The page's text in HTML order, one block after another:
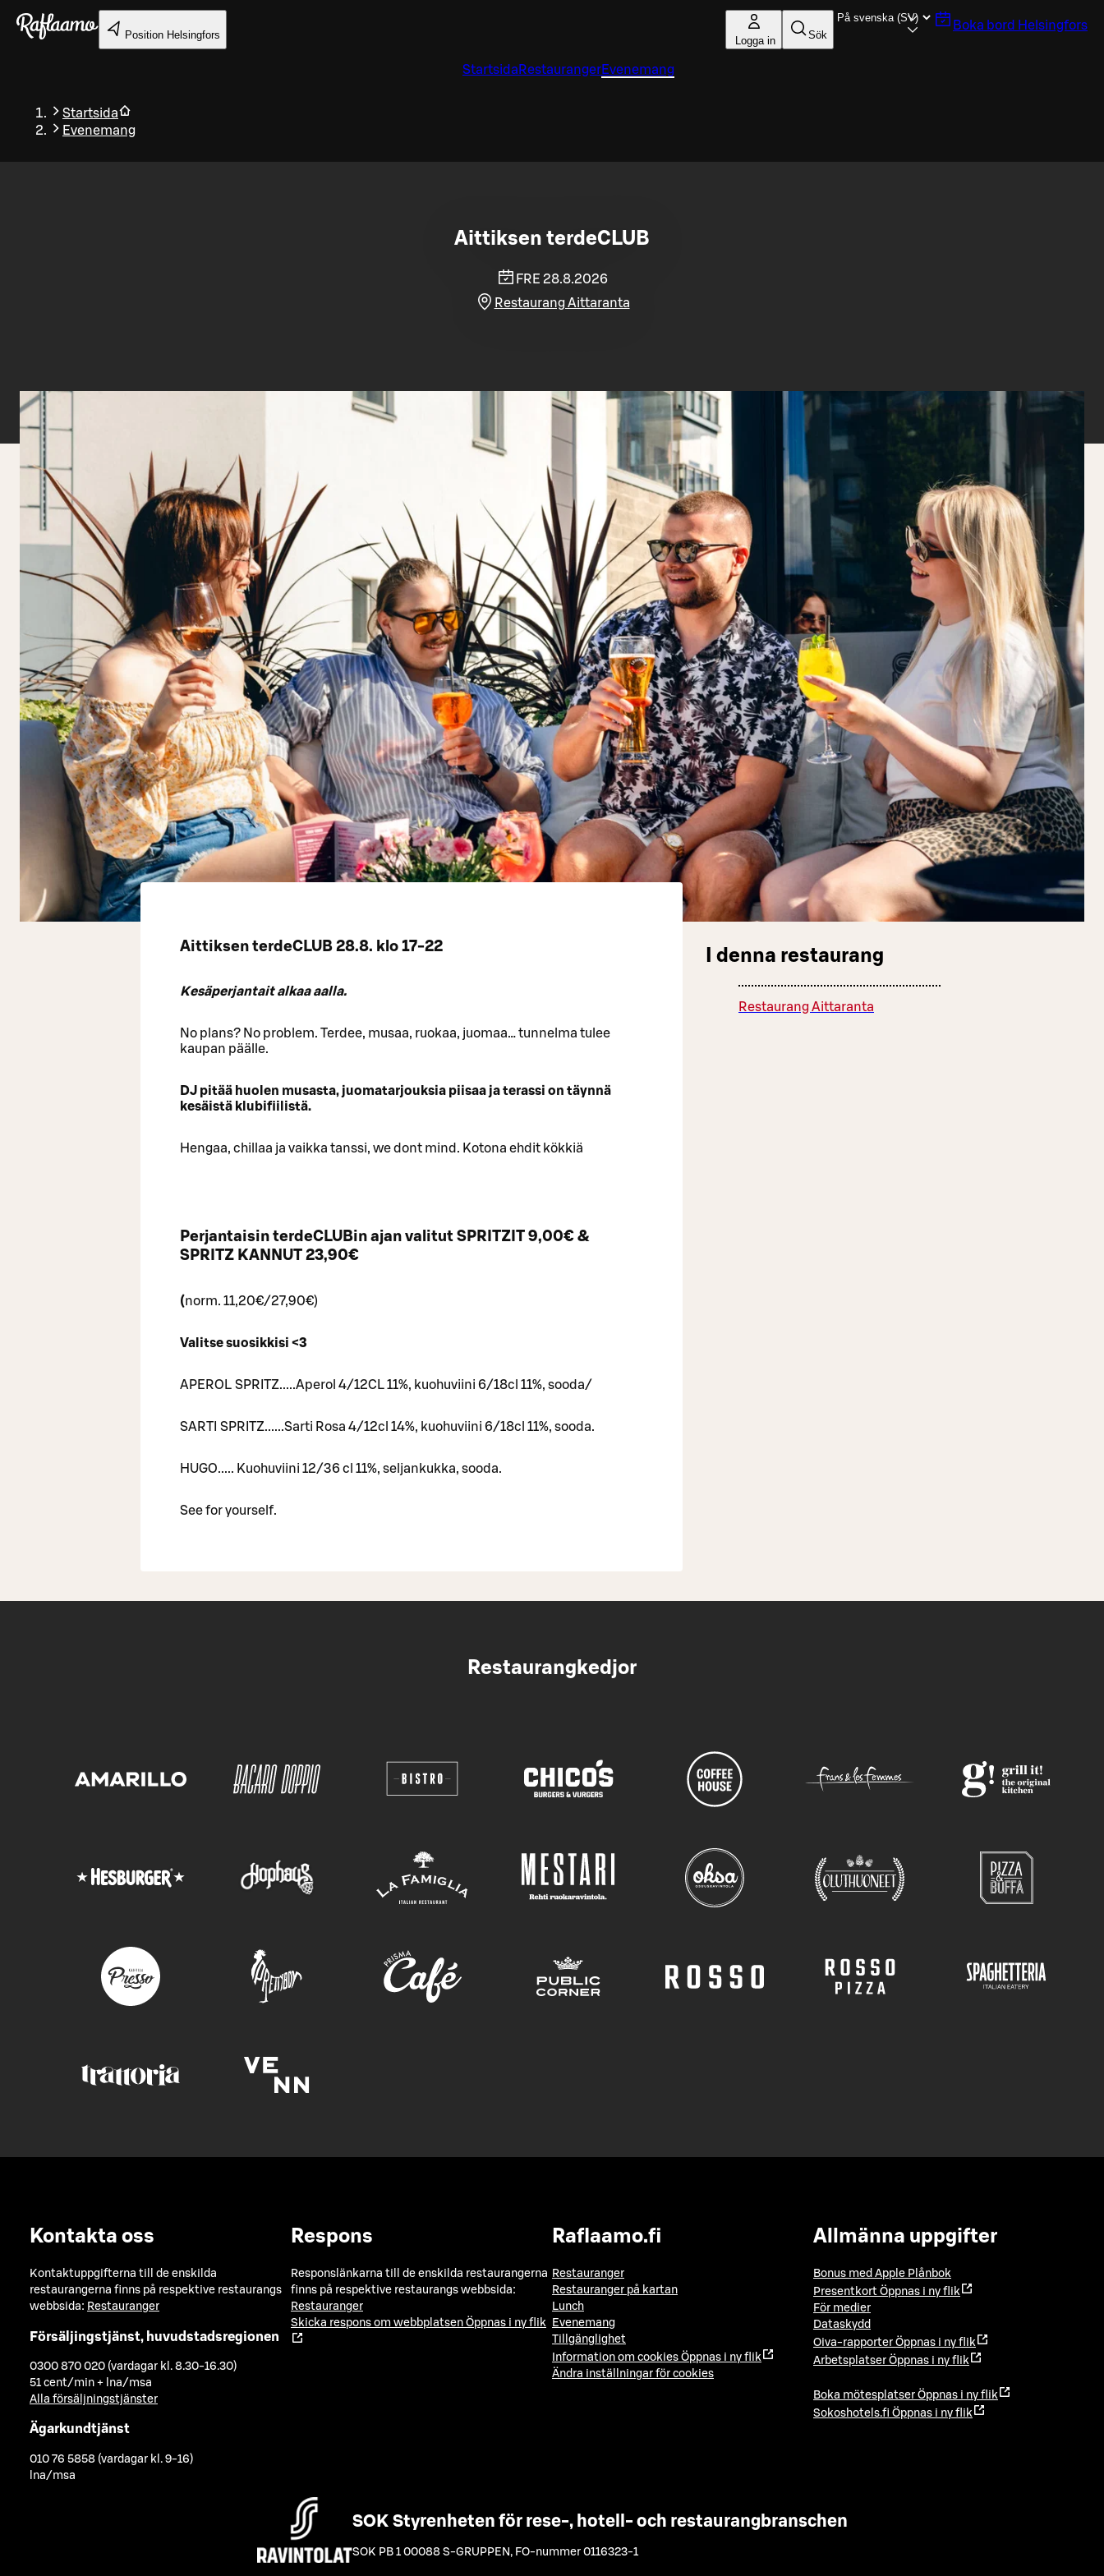
Gå till huvudinnehållet
Position Helsingfors Logga in Sök
Boka bord Helsingfors
Startsida RestaurangerEvenemang
Startsida
Evenemang
Tillbaka
Aittiksen terdeCLUB
FRE 28.8.2026
Restaurang Aittaranta
Aittiksen terdeCLUB 28.8. klo 17-22
Kesäperjantait alkaa aalla.
No plans? No problem. Terdee, musaa, ruokaa, juomaa… tunnelma tulee
kaupan päälle.
DJ pitää huolen musasta, juomatarjouksia piisaa ja terassi on täynnä
kesäistä klubifiilistä.
Hengaa, chillaa ja vaikka tanssi, we dont mind. Kotona ehdit kökkiä
Perjantaisin terdeCLUBin ajan valitut SPRITZIT 9,00€ &
SPRITZ KANNUT 23,90€
(norm. 11,20€/27,90€)
Valitse suosikkisi <3
APEROL SPRITZ.....Aperol 4/12CL 11%, kuohuviini 6/18cl 11%, sooda/
SARTI SPRITZ......Sarti Rosa 4/12cl 14%, kuohuviini 6/18cl 11%, sooda.
HUGO..... Kuohuviini 12/36 cl 11%, seljankukka, sooda.
See for yourself.
I denna restaurang
Restaurang Aittaranta
Restaurangkedjor
Kontakta oss
Kontaktuppgifterna till de enskilda
restaurangerna finns på respektive restaurangs
webbsida: Restauranger
Försäljingstjänst, huvudstadsregionen
0300 870 020 (vardagar kl. 8.30-16.30)
51 cent/min + lna/msa
Alla försäljningstjänster
Ägarkundtjänst
010 76 5858 (vardagar kl. 9-16)
lna/msa
Respons
Responslänkarna till de enskilda restaurangerna
finns på respektive restaurangs webbsida:
Restauranger
Skicka respons om webbplatsen Öppnas i ny flik
Raflaamo.fi
Restauranger
Restauranger på kartan
Lunch
Evenemang
Tillgänglighet
Information om cookies Öppnas i ny flik
Ändra inställningar för cookies
Allmänna uppgifter
Bonus med Apple Plånbok
Presentkort Öppnas i ny flik
För medier
Dataskydd
Oiva-rapporter Öppnas i ny flik
Arbetsplatser Öppnas i ny flik
Boka mötesplatser Öppnas i ny flik
Sokoshotels.fi Öppnas i ny flik
SOK Styrenheten för rese-, hotell- och restaurangbranschen
SOK PB 1 00088 S-GRUPPEN , FO-nummer 0116323-1